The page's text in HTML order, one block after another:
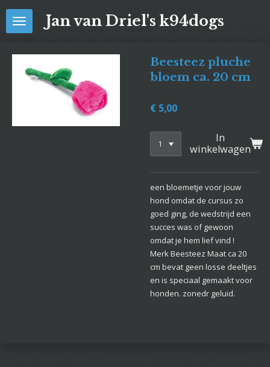
Ga
direct
Jan van Driel's k94dogs
Beesteez pluche
bloem ca. 20 cm
€ 5,00
In
winkelwagen
een bloemetje voor jouw
hond omdat de cursus zo
goed ging, de wedstrijd een
succes was of gewoon
omdat je hem lief vind !
Merk Beesteez Maat ca 20
cm bevat geen losse deeltjes
en is speciaal gemaakt voor
honden. zonedr geluid.